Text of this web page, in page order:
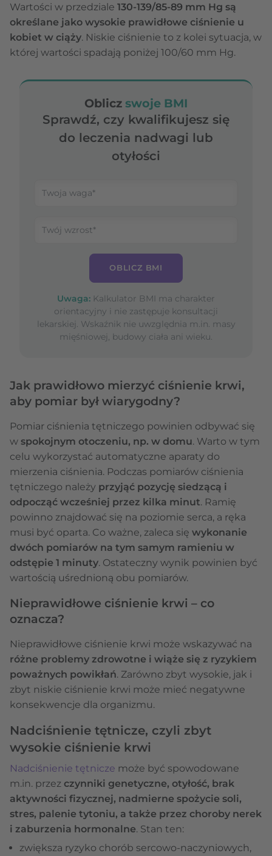
Wartości w przedziale 130-139/85-89 mm Hg są
określane jako wysokie prawidłowe ciśnienie u
kobiet w ciąży. Niskie ciśnienie to z kolei sytuacja, w
której wartości spadają poniżej 100/60 mm Hg.
Oblicz swoje BMI
Sprawdź, czy kwalifikujesz się
do leczenia nadwagi lub
otyłości
OBLICZ BMI
Uwaga: Kalkulator BMI ma charakter
orientacyjny i nie zastępuje konsultacji
lekarskiej. Wskaźnik nie uwzględnia m.in. masy
mięśniowej, budowy ciała ani wieku.
Jak prawidłowo mierzyć ciśnienie krwi,
aby pomiar był wiarygodny?
Pomiar ciśnienia tętniczego powinien odbywać się
w spokojnym otoczeniu, np. w domu. Warto w tym
celu wykorzystać automatyczne aparaty do
mierzenia ciśnienia. Podczas pomiarów ciśnienia
tętniczego należy przyjąć pozycję siedzącą i
odpocząć wcześniej przez kilka minut. Ramię
powinno znajdować się na poziomie serca, a ręka
musi być oparta. Co ważne, zaleca się wykonanie
dwóch pomiarów na tym samym ramieniu w
odstępie 1 minuty. Ostateczny wynik powinien być
wartością uśrednioną obu pomiarów.
Nieprawidłowe ciśnienie krwi – co
oznacza?
Nieprawidłowe ciśnienie krwi może wskazywać na
różne problemy zdrowotne i wiąże się z ryzykiem
poważnych powikłań. Zarówno zbyt wysokie, jak i
zbyt niskie ciśnienie krwi może mieć negatywne
konsekwencje dla organizmu.
Nadciśnienie tętnicze, czyli zbyt
wysokie ciśnienie krwi
Nadciśnienie tętnicze może być spowodowane
m.in. przez czynniki genetyczne, otyłość, brak
aktywności fizycznej, nadmierne spożycie soli,
stres, palenie tytoniu, a także przez choroby nerek
i zaburzenia hormonalne. Stan ten:
zwiększa ryzyko chorób sercowo-naczyniowych,